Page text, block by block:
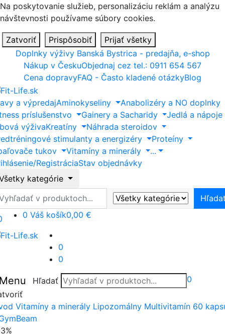
Na poskytovanie služieb, personalizáciu reklám a analýzu
návštevnosti používame súbory cookies.
Zatvoriť Prispôsobiť
Prijať všetky
Doplnky výživy Banská Bystrica - predajňa, e-shop
Nákup v ČeskuObjednaj cez tel.: 0911 654 567
Cena dopravyFAQ - Často kladené otázkyBlog
a výpredajAminokyseliny
Anabolizéry a NO doplnky
príslušenstvo
Gainery a Sacharidy
Jedlá a nápoje
výživaKreatíny
Náhrada steroidov
stimulanty a energizéry
Proteíny
tukov
Vitamíny a minerály
...
RegistráciaStav objednávky
kategórie
0 Váš košík0,00 €
0
0
Hľadať 0
Vitamíny a minerály Lipozomálny Multivitamín 60